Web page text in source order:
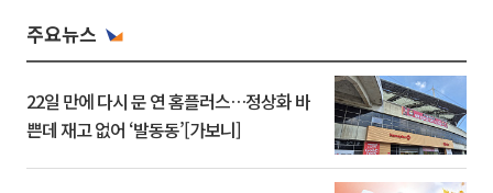
주요뉴스
22일 만에 다시 문 연 홈플러스…정상화 바
쁜데 재고 없어 ‘발동동’[가보니]